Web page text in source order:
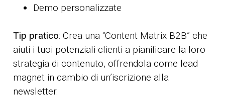
Demo personalizzate
Tip pratico: Crea una “Content Matrix B2B” che
aiuti i tuoi potenziali clienti a pianificare la loro
strategia di contenuto, offrendola come lead
magnet in cambio di un’iscrizione alla
newsletter.